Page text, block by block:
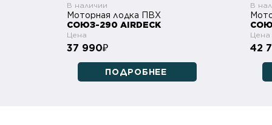
В наличии
Моторная лодка ПВХ
СОЮЗ-290 AIRDECK
Цена
37 990₽
ПОДРОБНЕЕ
В
Цена
42